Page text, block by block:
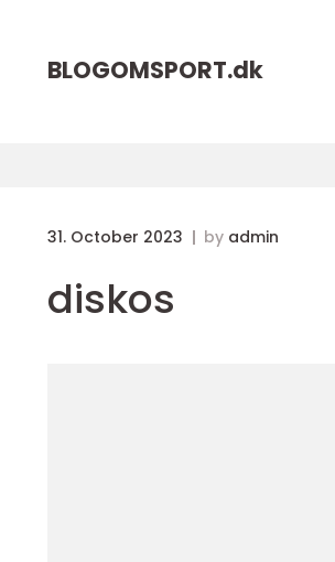
BLOGOMSPORT.dk
31. October 2023 by admin
diskos